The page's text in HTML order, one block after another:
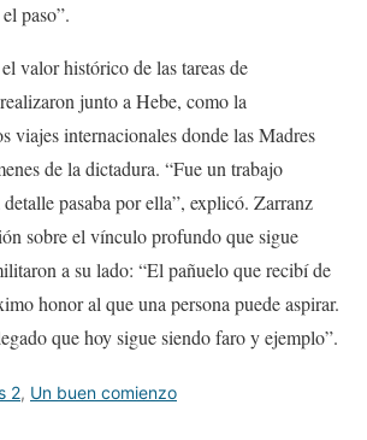
paso”.
valor histórico de las tareas de
junto a Hebe, como la
viajes internacionales donde las Madres
de la dictadura. “Fue un trabajo
pasaba por ella”, explicó. Zarranz
sobre el vínculo profundo que sigue
a su lado: “El pañuelo que recibí de
honor al que una persona puede aspirar.
que hoy sigue siendo faro y ejemplo”.
2, Un buen comienzo